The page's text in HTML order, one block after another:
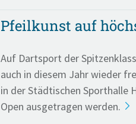
Pfeilkunst auf
Auf Dartsport der
auch in diesem Jahr wieder
in der Städtischen Sporthalle
Open ausgetragen werden.